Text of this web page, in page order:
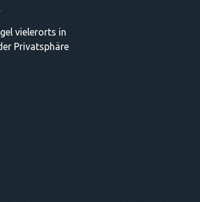
vielerorts in
Privatsphäre